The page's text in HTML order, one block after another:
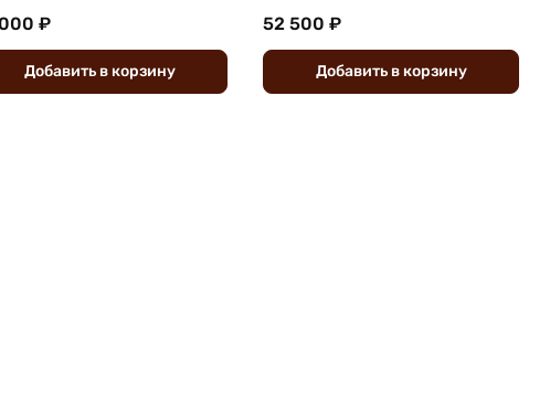
₽
Добавить вкорзину
52 500 ₽
Добавить вкорзину